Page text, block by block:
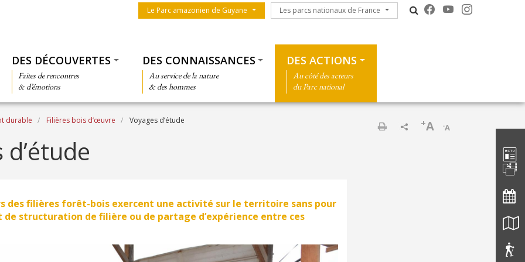
Menu du parc
Le Parc amazonien de Guyane Les parcs nationaux de France
Les parcs nationaux de France
DES DÉCOUVERTES
Faites de rencontres
& d’émotions
DES CONNAISSANCES
Au service de la nature
& des hommes
DES ACTIONS
Au côté des acteurs
du Parc national
durable Filières bois d’œuvre Voyages d’étude
-A
+A
des filières forêt-bois exercent une activité sur le territoire sans pour
de structuration de filière ou de partage d’expérience entre ces